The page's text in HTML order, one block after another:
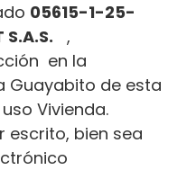
05615-1-25-
S.A.S. ,
en la
Guayabito de esta
Vivienda.
escrito, bien sea